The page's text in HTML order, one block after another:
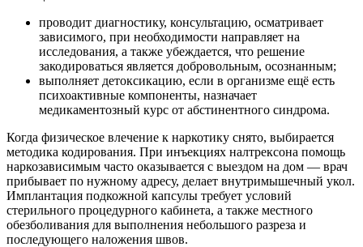
проводит диагностику, консультацию, осматривает
зависимого, при необходимости направляет на
исследования, а также убеждается, что решение
закодироваться является добровольным, осознанным;
выполняет детоксикацию, если в организме ещё есть
психоактивные компоненты, назначает
медикаментозный курс от абстинентного синдрома.
Когда физическое влечение к наркотику снято, выбирается
методика кодирования. При инъекциях налтрексона помощь
наркозависимым часто оказывается с выездом на дом — врач
прибывает по нужному адресу, делает внутримышечный укол.
Имплантация подкожной капсулы требует условий
стерильного процедурного кабинета, а также местного
обезболивания для выполнения небольшого разреза и
последующего наложения швов.